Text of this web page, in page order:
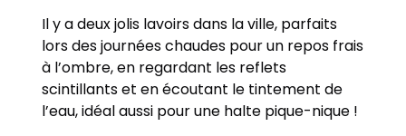
Il y a deux jolis lavoirs dans la ville, parfaits
lors des journées chaudes pour un repos frais
à l’ombre, en regardant les reflets
scintillants et en écoutant le tintement de
l’eau, idéal aussi pour une halte pique-nique !